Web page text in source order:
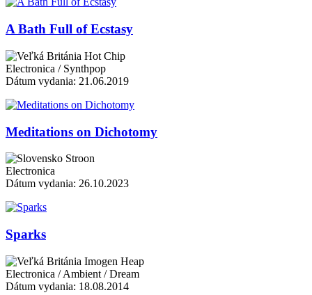
A Bath Full of Ecstasy
Hot Chip
Electronica / Synthpop
Dátum vydania: 21.06.2019
Meditations on Dichotomy
Stroon
Electronica
Dátum vydania: 26.10.2023
Sparks
Imogen Heap
Electronica / Ambient / Dream
Dátum vydania: 18.08.2014